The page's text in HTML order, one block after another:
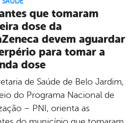
que tomaram
dose da
devem aguardar
para tomar a
dose
de Saúde de Belo Jardim,
do Programa Nacional de
– PNI, orienta as